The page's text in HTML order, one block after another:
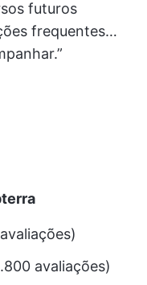
futuros
frequentes…
avaliações)